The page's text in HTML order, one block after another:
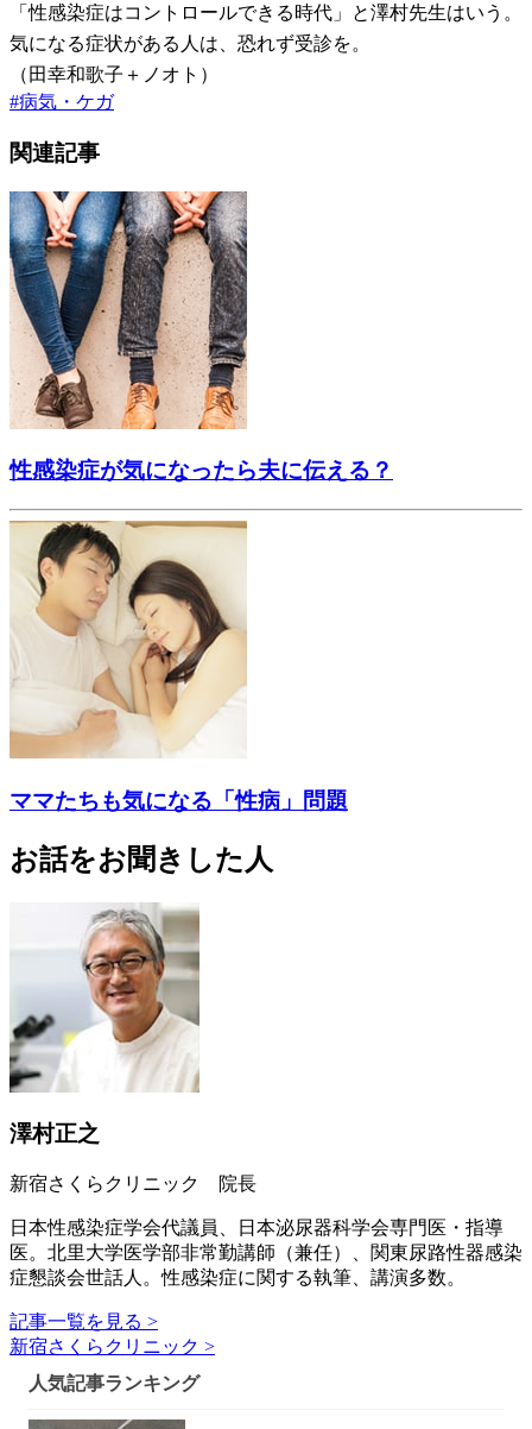
「性感染症はコントロールできる時代」と澤村先生はいう。
気になる症状がある人は、恐れず受診を。
（田幸和歌子＋ノオト）
#病気・ケガ
関連記事
性感染症が気になったら夫に伝える？
ママたちも気になる「性病」問題
お話をお聞きした人
澤村正之
新宿さくらクリニック 院長
日本性感染症学会代議員、日本泌尿器科学会専門医・指導
医。北里大学医学部非常勤講師（兼任）、関東尿路性器感染
症懇談会世話人。性感染症に関する執筆、講演多数。
記事一覧を見る >
新宿さくらクリニック >
人気記事ランキング